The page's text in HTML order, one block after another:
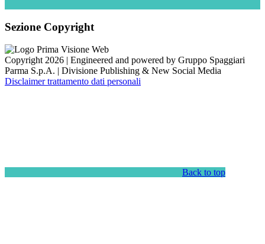
Sezione Copyright
Copyright 2026 | Engineered and powered by Gruppo Spaggiari
Parma S.p.A. | Divisione Publishing & New Social Media
Disclaimer trattamento dati personali
Back to top